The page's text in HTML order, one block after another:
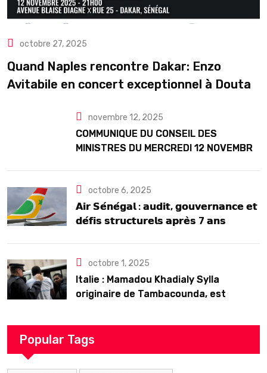
octobre 27, 2025
Quand Naples rencontre Dakar: Enzo
Avitabile en concert exceptionnel à Douta
novembre 12, 2025
COMMUNIQUE DU CONSEIL DES
MINISTRES DU MERCREDI 12 NOVEMBRE
octobre 6, 2025
𝗔𝗶𝗿 𝗦𝗲́𝗻𝗲́𝗴𝗮𝗹 : 𝗮𝘂𝗱𝗶𝘁, 𝗴𝗼𝘂𝘃𝗲𝗿𝗻𝗮𝗻𝗰𝗲 𝗲𝘁
𝗱𝗲́𝗳𝗶𝘀 𝘀𝘁𝗿𝘂𝗰𝘁𝘂𝗿𝗲𝗹𝘀 𝗮𝗽𝗿𝗲̀𝘀 7 𝗮𝗻𝘀
octobre 1, 2025
Italie : Mamadou Khadialy Sylla
originaire de Tambacounda, est
arrestation
Popular Tags